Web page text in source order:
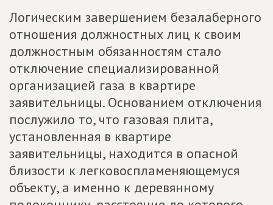
Логическим завершением безалаберного
отношения должностных лиц к своим
должностным обязанностям стало
отключение специализированной
организацией газа в квартире
заявительницы. Основанием отключения
послужило то, что газовая плита,
установленная в квартире
заявительницы, находится в опасной
близости к легковоспламеняющемуся
объекту, а именно к деревянному